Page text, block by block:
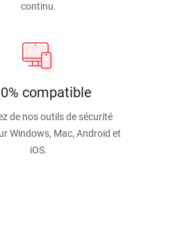
continu.
compatible
de nos outils de sécurité
Windows, Mac, Android et
iOS.